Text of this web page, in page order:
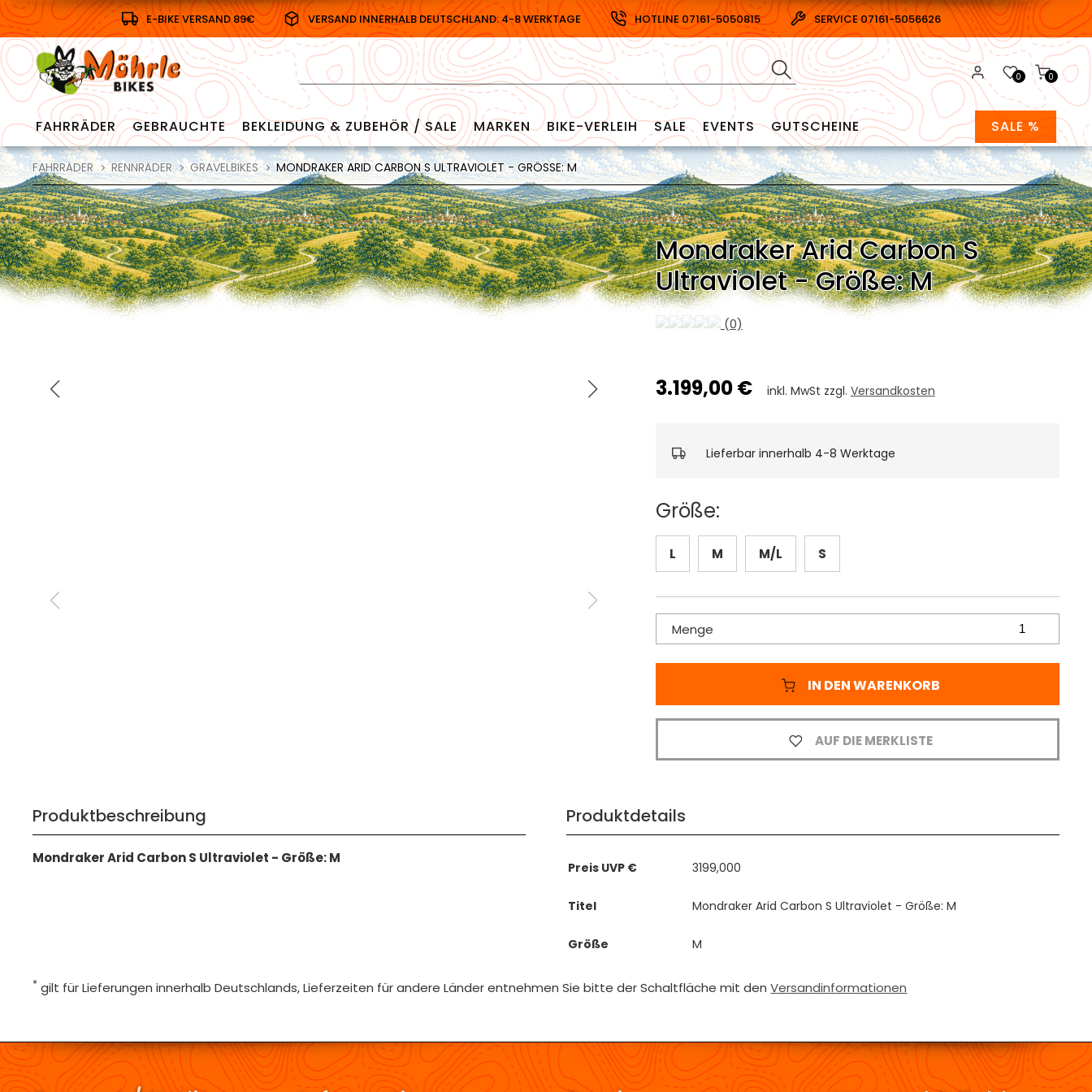
E-BIKE VERSAND 89€ VERSAND INNERHALB DEUTSCHLAND: 4-8 WERKTAGE HOTLINE 07161-5050815 SERVICE 07161-5056626
0
0
FAHRRÄDER GEBRAUCHTE BEKLEIDUNG & ZUBEHÖR / SALE MARKEN BIKE-VERLEIH SALE EVENTS GUTSCHEINE SALE %
FAHRRÄDER RENNRÄDER GRAVELBIKES MONDRAKER ARID CARBON S ULTRAVIOLET - GRÖSSE: M
Mondraker Arid Carbon S
Ultraviolet - Größe: M
(0)
3.199,00 € inkl. MwSt zzgl. Versandkosten
Lieferbar innerhalb 4-8 Werktage
Größe:
L M M/L S
Menge
IN DEN WARENKORB
AUF DIE MERKLISTE
Produktbeschreibung
Mondraker Arid Carbon S Ultraviolet - Größe: M
Produktdetails
Preis UVP € 3199,000
Titel Mondraker Arid Carbon S Ultraviolet - Größe: M
Größe M
* gilt für Lieferungen innerhalb Deutschlands, Lieferzeiten für andere Länder entnehmen Sie bitte der Schaltfläche mit denVersandinformationen